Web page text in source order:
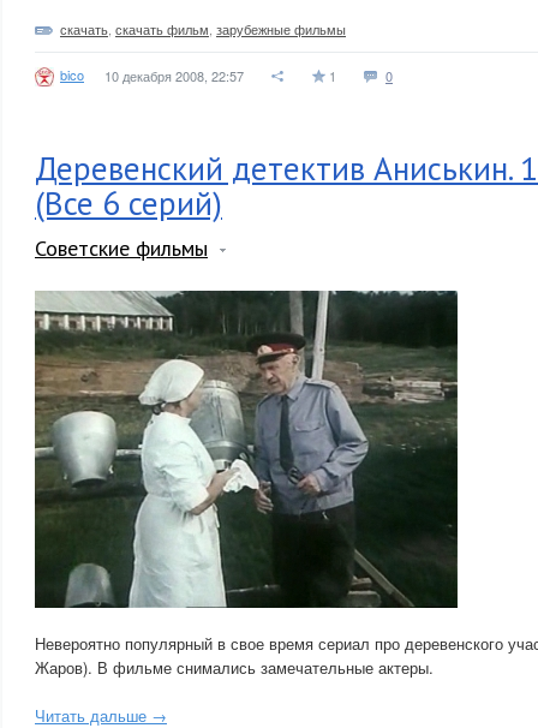
скачать скачать фильм зарубежные фильмы
bico 10 декабря 2008, 22:57 1 0
Деревенский детектив Аниськин.
(Все 6 серий)
Советские фильмы
Невероятно популярный в свое время сериал про деревенского
Жаров). В фильме снимались замечательные актеры.
Читать дальше →